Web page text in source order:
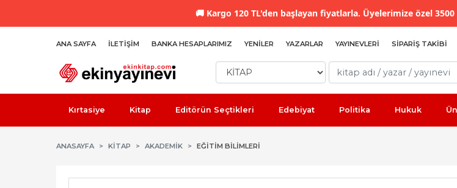
🚚 Kargo 120 TL'den başlayan fiyatlarla. Üyelerimize özel
ANA SAYFA İLETIŞIM BANKA HESAPLARIMIZ YENILER YAZARLAR YAYINEVLERI SIPARIŞ TAKIBI
Kırtasiye Kitap Editörün Seçtikleri Edebiyat Politika Hukuk
ANASAYFA KİTAP AKADEMIK EĞITIM BILIMLERI